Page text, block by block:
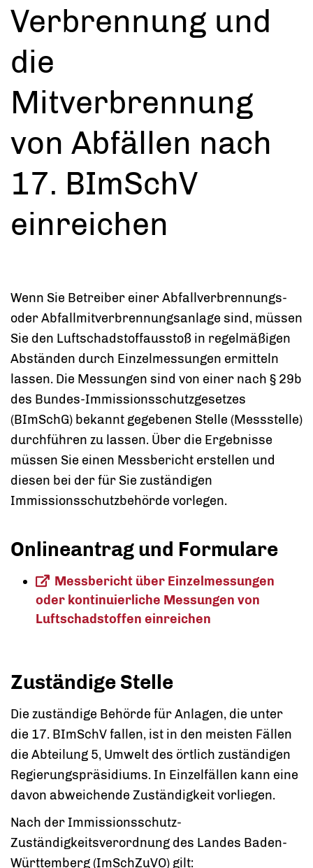
Verbrennung und
die
Mitverbrennung
von Abfällen nach
17. BImSchV
einreichen
Wenn Sie Betreiber einer Abfallverbrennungs-
oder Abfallmitverbrennungsanlage sind, müssen
Sie den Luftschadstoffausstoß in regelmäßigen
Abständen durch Einzelmessungen ermitteln
lassen. Die Messungen sind von einer nach § 29b
des Bundes-Immissionsschutzgesetzes
(BImSchG) bekannt gegebenen Stelle (Messstelle)
durchführen zu lassen. Über die Ergebnisse
müssen Sie einen Messbericht erstellen und
diesen bei der für Sie zuständigen
Immissionsschutzbehörde vorlegen.
Onlineantrag und Formulare
Messbericht über Einzelmessungen
oder kontinuierliche Messungen von
Luftschadstoffen einreichen
Zuständige Stelle
Die zuständige Behörde für Anlagen, die unter
die 17. BImSchV fallen, ist in den meisten Fällen
die Abteilung 5, Umwelt des örtlich zuständigen
Regierungspräsidiums. In Einzelfällen kann eine
davon abweichende Zuständigkeit vorliegen.
Nach der Immissionsschutz-
Zuständigkeitsverordnung des Landes Baden-
Württemberg (ImSchZuVO) gilt: